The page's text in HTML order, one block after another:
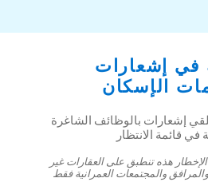
في إشعارات
الإسكان
إشعارات بالوظائف الشاغرة
هذه تنطبق على العقارات غير